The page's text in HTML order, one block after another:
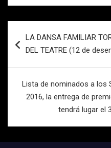
de
LA DANSA FAMILIAR
DEL TEATRE (12 de
Lista de nominados a los
2016, la entrega de
tendrá lugar el